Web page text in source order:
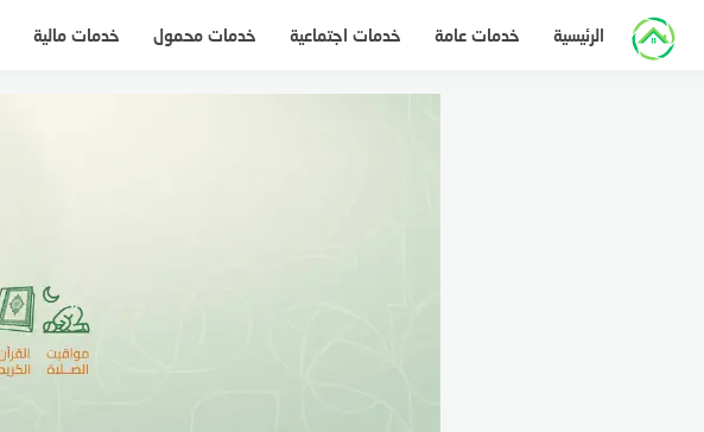
المحتوى
الرئيسية خدمات عامة خدمات اجتماعية خدمات محمول خدمات مالية